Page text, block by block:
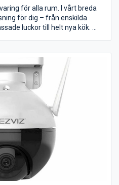
för alla rum. I vårt breda
för dig – från enskilda
luckor till helt nya kök.
där dina
dig. Tillsammans med våra
just för dig.